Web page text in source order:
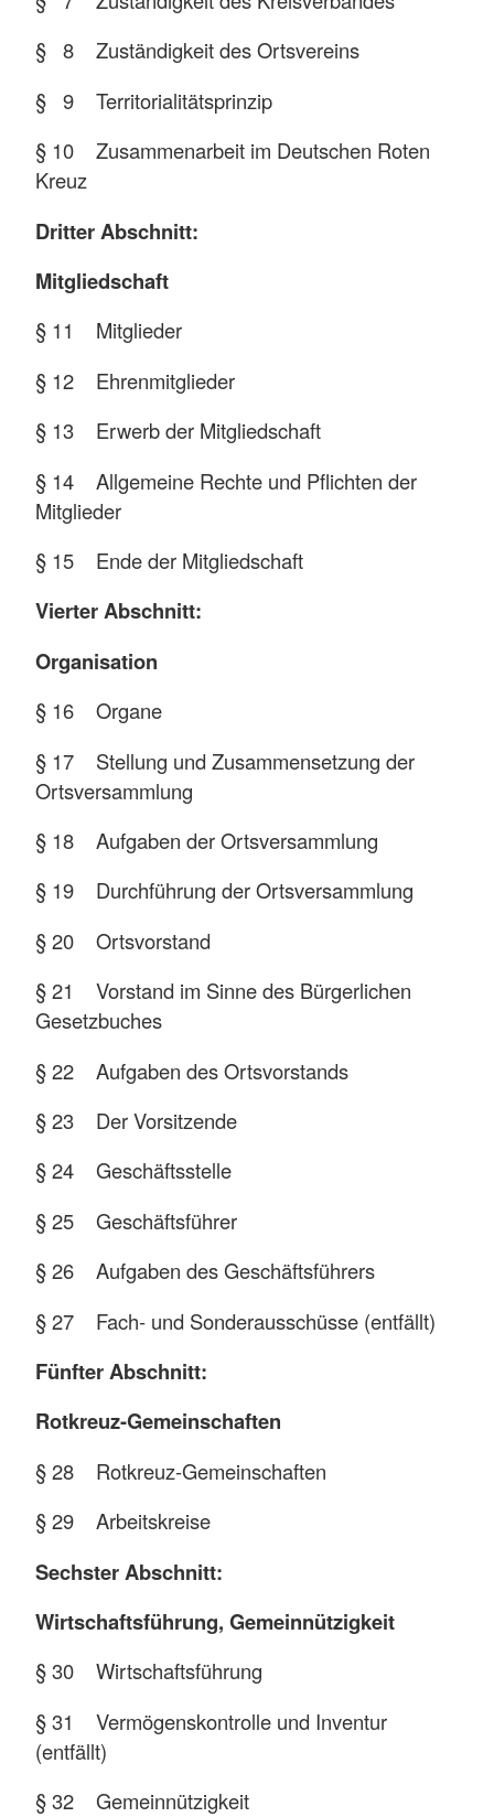
§ 8 Zuständigkeit des Ortsvereins
§ 9 Territorialitätsprinzip
§ 10 Zusammenarbeit im Deutschen Roten
Kreuz
Dritter Abschnitt:
Mitgliedschaft
§ 11 Mitglieder
§ 12 Ehrenmitglieder
§ 13 Erwerb der Mitgliedschaft
§ 14 Allgemeine Rechte und Pflichten der
Mitglieder
§ 15 Ende der Mitgliedschaft
Vierter Abschnitt:
Organisation
§ 16 Organe
§ 17 Stellung und Zusammensetzung der
Ortsversammlung
§ 18 Aufgaben der Ortsversammlung
§ 19 Durchführung der Ortsversammlung
§ 20 Ortsvorstand
§ 21 Vorstand im Sinne des Bürgerlichen
Gesetzbuches
§ 22 Aufgaben des Ortsvorstands
§ 23 Der Vorsitzende
§ 24 Geschäftsstelle
§ 25 Geschäftsführer
§ 26 Aufgaben des Geschäftsführers
§ 27 Fach- und Sonderausschüsse (entfällt)
Fünfter Abschnitt:
Rotkreuz-Gemeinschaften
§ 28 Rotkreuz-Gemeinschaften
§ 29 Arbeitskreise
Sechster Abschnitt:
Wirtschaftsführung, Gemeinnützigkeit
§ 30 Wirtschaftsführung
§ 31 Vermögenskontrolle und Inventur
(entfällt)
§ 32 Gemeinnützigkeit